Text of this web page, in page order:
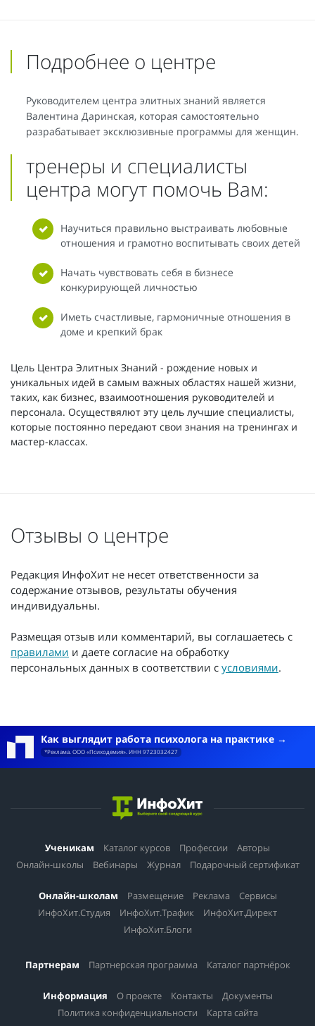
Подробнее о центре
Руководителем центра элитных знаний является
Валентина Даринская, которая самостоятельно
разрабатывает эксклюзивные программы для женщин.
тренеры и специалисты
центра могут помочь Вам:
Научиться правильно выстраивать любовные
отношения и грамотно воспитывать своих детей
Начать чувствовать себя в бизнесе
конкурирующей личностью
Иметь счастливые, гармоничные отношения в
доме и крепкий брак
Цель Центра Элитных Знаний - рождение новых и
уникальных идей в самым важных областях нашей жизни,
таких, как бизнес, взаимоотношения руководителей и
персонала. Осуществялют эту цель лучшие специалисты,
которые постоянно передают свои знания на тренингах и
мастер-классах.
Отзывы о центре
Редакция ИнфоХит не несет ответственности за
содержание отзывов, результаты обучения
индивидуальны.
Размещая отзыв или комментарий, вы соглашаетесь с
правилами и даете согласие на обработку
персональных данных в соответствии с условиями.
Как выглядит работа психолога на практике
*Реклама. ООО «Психодемия». ИНН 9723032427
Ученикам Каталог курсов Профессии
Авторы
Онлайн-школы
Вебинары Журнал Подарочный сертификат
Онлайн-школам Размещение Реклама
Сервисы
ИнфоХит.Студия
ИнфоХит.Трафик
ИнфоХит.Директ
ИнфоХит.Блоги
Партнерам Партнерская программа Каталог партнёрок
Информация О проекте Контакты
Документы
Политика конфиденциальности
Карта сайта